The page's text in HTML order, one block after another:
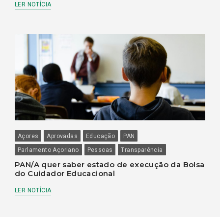
LER NOTÍCIA
Açores Aprovadas Educação
PAN
Parlamento Açoriano
Pessoas Transparência
PAN/A quer saber estado de execução da Bolsa
do Cuidador Educacional
LER NOTÍCIA